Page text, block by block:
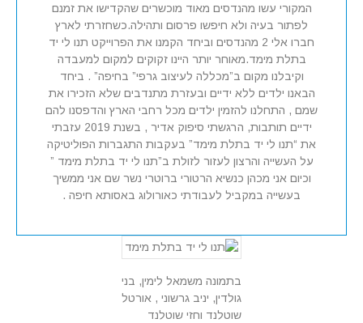
המקורי עשו מהנדסים מאוד מוכשרים שהקדישו את זמנם
לפתור בעיה ולא חיפשו פרסום ותהילה.כשחזרתי לארץ
חברו אלי 2 מהנדסים וביחד הקמנו את הפרוייקט תנו לי יד
בתלת מימד.מאוחר יותר היינו זקוקים למקום למעבדה
וקיבלנו מקום ב”מכללה לעיצוב גרפי” בחיפה” . ביחד
הבאנו ילדים ללא ידיים ובעזרת מתנדבים שלא הזכירו את
שמם , התחלנו להזמין ילדים מכל רחבי הארץ והדפסנו להם
ידיים תותבות, הרגשתי סיפוק אדיר , בשנת 2019 עזבתי
את “תנו לי יד בתלת מימד” בעקבות התגברות הפוליטיקה
על העשייה והרצון לעזור לזולת ב”תנו לי יד בתלת מימד ”
וכיום אני מכהן כנשיא הרטורי ברוטרי נשר שם אני ממשיך
בעשייה במקביל לעבודתי כאורולוג באסותא חיפה .
בתמונה משמאל לימין, בני
גולדין, יניב גרשוני , אורטל
שוטלנד וחזי שוטלנד